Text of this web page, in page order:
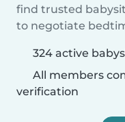
find trusted
to negotiate
324 active
All members
verification